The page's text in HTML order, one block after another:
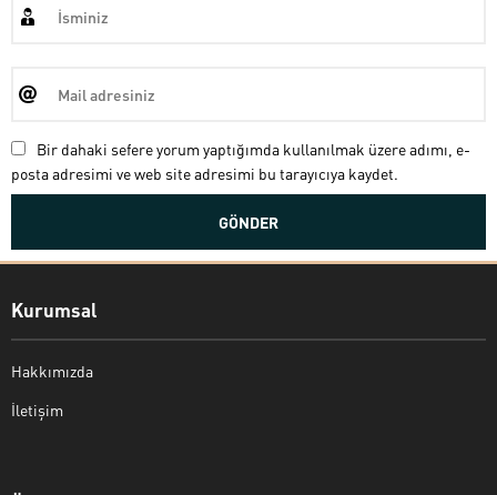
Bir dahaki sefere yorum yaptığımda kullanılmak üzere adımı, e-
posta adresimi ve web site adresimi bu tarayıcıya kaydet.
Kurumsal
Hakkımızda
İletişim